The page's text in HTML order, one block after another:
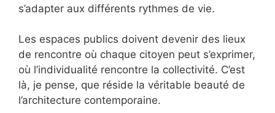
s’adapter aux différents rythmes de vie.
Les espaces publics doivent devenir des lieux
de rencontre où chaque citoyen peut s’exprimer,
où l’individualité rencontre la collectivité. C’est
là, je pense, que réside la véritable beauté de
l’architecture contemporaine.